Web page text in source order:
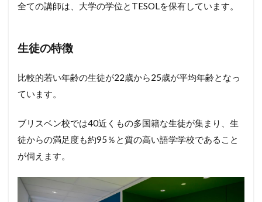
全ての講師は、大学の学位とTESOLを保有しています。
生徒の特徴
比較的若い年齢の生徒が22歳から25歳が平均年齢となっ
ています。
ブリスベン校では40近くもの多国籍な生徒が集まり、生
徒からの満足度も約95％と質の高い語学学校であること
が伺えます。